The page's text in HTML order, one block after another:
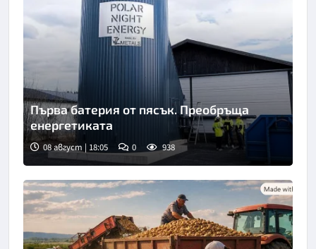
Първа батерия от пясък. Преобръща
енергетиката
08 август | 18:05 0 938